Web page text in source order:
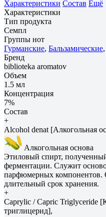
Характеристики Состав Ещё
Характеристики
Тип продукта
Семпл
Группы нот
Гурманские, Бальзамические,
Бренд
biblioteka aromatov
Объем
1.5 мл
Концентрация
7%
Состав
+
Alcohol denat [Алкогольная
Алкогольная основа
Этиловый спирт,
ферментации. Служит
парфюмерных компонентов.
длительный срок хранения.
+
Caprylic / Capric Triglyceride
триглицерид],